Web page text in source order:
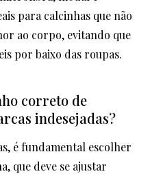
para calcinhas que não
ao corpo, evitando que
por baixo das roupas.
correto de
indesejadas?
é fundamental escolher
que deve se ajustar